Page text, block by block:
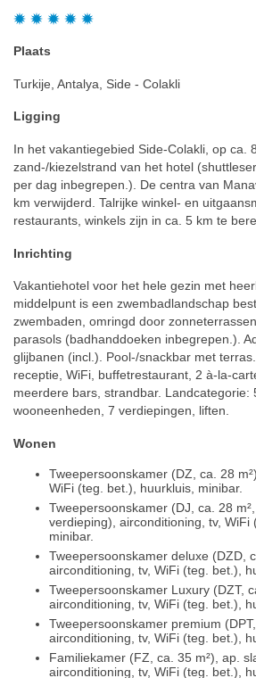
Plaats
Turkije, Antalya, Side - Colakli
Ligging
In het vakantiegebied Side-Colakli, op ca.
zand-/kiezelstrand van het hotel
per dag inbegrepen.). De centra van
km verwijderd. Talrijke winkel- en
restaurants, winkels zijn in ca. 5 km te
Inrichting
Vakantiehotel voor het hele gezin met
middelpunt is een zwembadlandschap
zwembaden, omringd door
parasols (badhanddoeken inbegrepen.).
glijbanen (incl.). Pool-/snackbar met
receptie, WiFi, buffetrestaurant, 2 à-la-
meerdere bars, strandbar. Landcategorie:
wooneenheden, 7 verdiepingen, liften.
Wonen
Tweepersoonskamer (DZ, ca. 28
WiFi (teg. bet.), huurkluis, minibar.
Tweepersoonskamer (DJ, ca. 28
verdieping), airconditioning, tv, WiFi
minibar.
Tweepersoonskamer deluxe (DZD,
airconditioning, tv, WiFi (teg. bet.),
Tweepersoonskamer Luxury (DZT,
airconditioning, tv, WiFi (teg. bet.),
Tweepersoonskamer premium
airconditioning, tv, WiFi (teg. bet.),
Familiekamer (FZ, ca. 35 m²), ap.
airconditioning, tv, WiFi (teg. bet.),